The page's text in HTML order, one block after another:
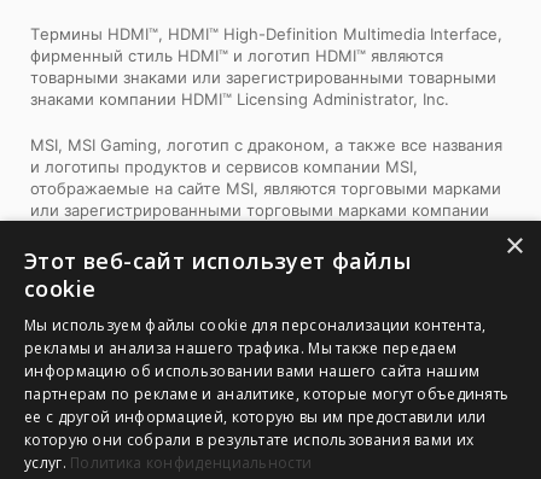
Tермины HDMI™, HDMI™ High-Definition Multimedia Interface,
фирменный стиль HDMI™ и логотип HDMI™ являются
товарными знаками или зарегистрированными товарными
знаками компании HDMI™ Licensing Administrator, Inc.
MSI, MSI Gaming, логотип с драконом, а также все названия
и логотипы продуктов и сервисов компании MSI,
отображаемые на сайте MSI, являются торговыми марками
или зарегистрированными торговыми марками компании
представленные на нашем сайте и используемые в наших
материалах, являются собственностью соответствующих
владельцев и могут быть торговыми марками. Торговые
марки и защищенные авторским правом материалы MSI
можно использовать только с письменного разрешения
компании MSI. Компания MSI оставляет за собой все права,
не предоставленные явно в рамках данного документа.
1. Спецификации могут отличаться от приведенной на сайте
в зависимости от региона распространения изделия.
Точную спецификацию уточните у продавца. 2. Реальный
×
Этот веб-сайт использует файлы
cookie
Мы используем файлы cookie для персонализации контента,
рекламы и анализа нашего трафика. Мы также передаем
информацию об использовании вами нашего сайта нашим
партнерам по рекламе и аналитике, которые могут объединять
ее с другой информацией, которую вы им предоставили или
которую они собрали в результате использования вами их
услуг. Политика конфиденциальности